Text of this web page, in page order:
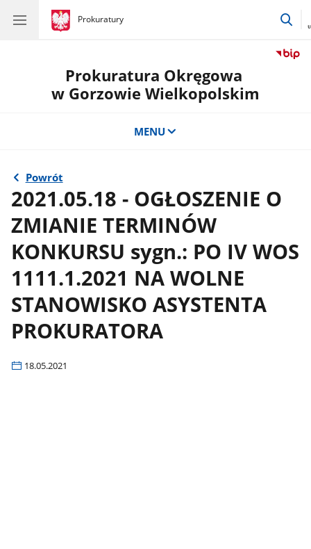
gov.pl
Prokuratury
gov.pl
Prokuratury
Prokuratura Okręgowa
w Gorzowie Wielkopolskim
MENU
Powrót
2021.05.18 - OGŁOSZENIE O
ZMIANIE TERMINÓW
KONKURSU sygn.: PO IV WOS
1111.1.2021 NA WOLNE
STANOWISKO ASYSTENTA
PROKURATORA
18.05.2021